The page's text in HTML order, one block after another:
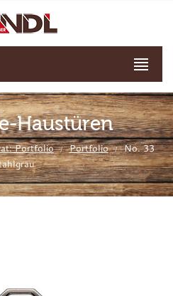
Haustüren
Portfolio / Portfolio /
No. 33